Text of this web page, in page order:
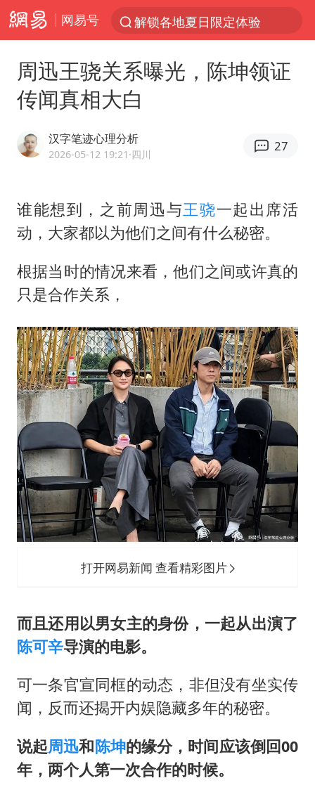
网易号
解锁各地夏日限定体验
西湖突现狂风暴雨 游客瞬间被浇透
视频丨中国东方电气集团原党组副书记、董事宋致远被查
白海豚将正面袭击贯穿浙江
浙江台州《告全体市民书》
海鲜忘车里4天打开门满车都是蛆
儿子陪躺平老爹体验外卖员火了
香港宏福苑火灾或由烟头引起
西贝创始人贾国龙押注鲜羊赛道
几元成本 千万市值蒸发
人民的健康、体质、幸福一脉相承
周迅王骁关系曝光，陈坤领证
传闻真相大白
汉字笔迹心理分析
2026-05-12 19:21 ·四川
27
谁能想到，之前周迅与王骁一起出席活
动，大家都以为他们之间有什么秘密。
根据当时的情况来看，他们之间或许真的
只是合作关系，
打开网易新闻 查看精彩图片
而且还用以男女主的身份，一起从出演了
陈可辛导演的电影。
可一条官宣同框的动态，非但没有坐实传
闻，反而还揭开内娱隐藏多年的秘密。
说起周迅和陈坤的缘分，时间应该倒回00
年，两个人第一次合作的时候。